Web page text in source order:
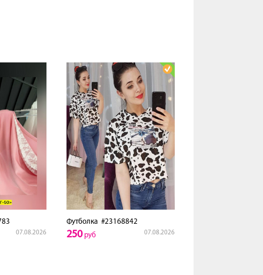
07.08.2026
Футболка #23168842
07.08.2026
250руб